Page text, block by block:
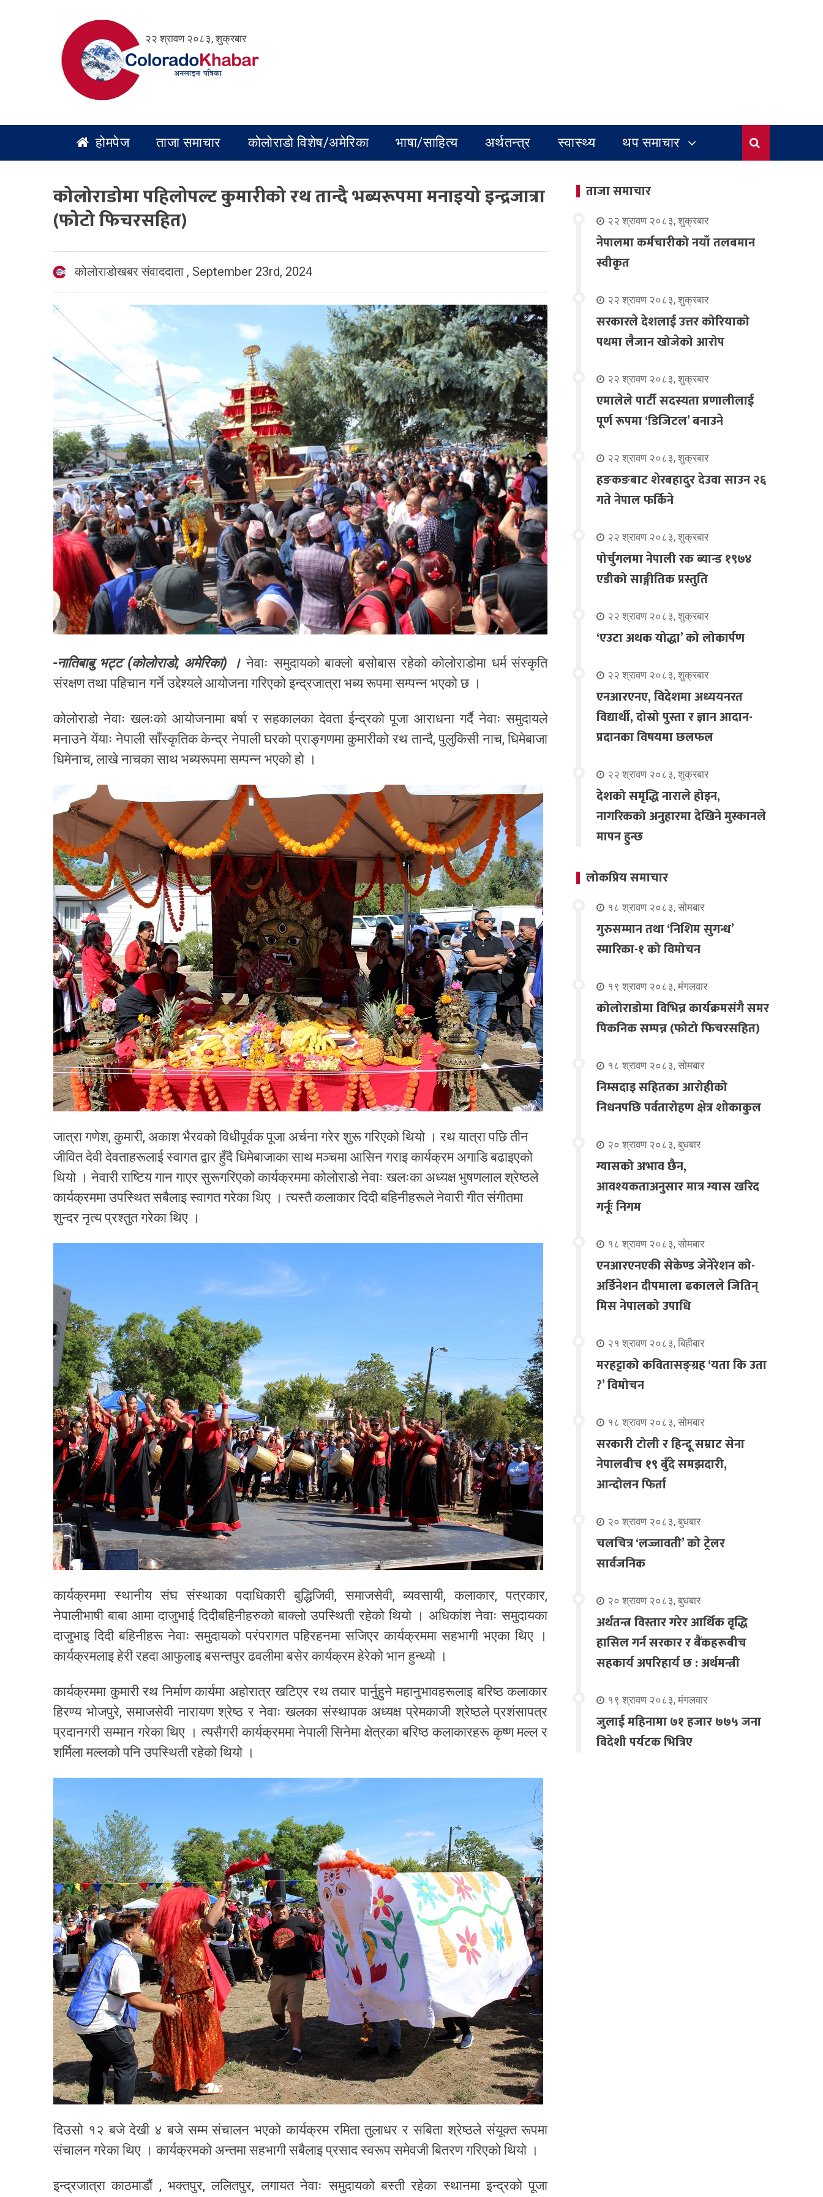
२२ श्रावण २०८३, शुक्रबार
होमपेज ताजा समाचार कोलोराडो विशेष/अमेरिका भाषा/साहित्य अर्थतन्त्र स्वास्थ्य थप समाचार
कोलोराडोमा पहिलोपल्ट कुमारीको रथ तान्दै भब्यरूपमा मनाइयो इन्द्रजात्रा
(फोटो फिचरसहित)
कोलोराडोखबर संवाददाता , September 23rd, 2024
-नातिबाबु भट्ट (कोलोराडो, अमेरिका) । नेवाः समुदायको बाक्लो बसोबास रहेको कोलोराडोमा धर्म संस्कृति
संरक्षण तथा पहिचान गर्ने उद्देश्यले आयोजना गरिएको इन्द्रजात्रा भब्य रूपमा सम्पन्न भएको छ ।
कोलोराडो नेवाः खलःको आयोजनामा बर्षा र सहकालका देवता ईन्द्रको पूजा आराधना गर्दै नेवाः समुदायले
मनाउने येंयाः नेपाली साँस्कृतिक केन्द्र नेपाली घरको प्राङ्गणमा कुमारीको रथ तान्दै, पुलुकिसी नाच, धिमेबाजा
धिमेनाच, लाखे नाचका साथ भब्यरूपमा सम्पन्न भएको हो ।
जात्रा गणेश, कुमारी, अकाश भैरवको विधीपूर्वक पूजा अर्चना गरेर शुरू गरिएको थियो । रथ यात्रा पछि तीन
जीवित देवी देवताहरूलाई स्वागत द्वार हुँदै धिमेबाजाका साथ मञ्चमा आसिन गराइ कार्यक्रम अगाडि बढाइएको
थियो । नेवारी राष्टिय गान गाएर सुरूगरिएको कार्यक्रममा कोलोराडो नेवाः खलःका अध्यक्ष भुषणलाल श्रेष्ठले
कार्यक्रममा उपस्थित सबैलाइ स्वागत गरेका थिए । त्यस्तै कलाकार दिदी बहिनीहरूले नेवारी गीत संगीतमा
शुन्दर नृत्य प्रश्तुत गरेका थिए ।
कार्यक्रममा स्थानीय संघ संस्थाका पदाधिकारी बुद्धिजिवी, समाजसेवी, ब्यवसायी, कलाकार, पत्रकार,
नेपालीभाषी बाबा आमा दाजुभाई दिदीबहिनीहरुको बाक्लो उपस्थिती रहेको थियो । अधिकांश नेवाः समुदायका
दाजुभाइ दिदी बहिनीहरू नेवाः समुदायको परंपरागत पहिरहनमा सजिएर कार्यक्रममा सहभागी भएका थिए ।
कार्यक्रमलाइ हेरी रहदा आफुलाइ बसन्तपुर ढवलीमा बसेर कार्यक्रम हेरेको भान हुन्थ्यो ।
कार्यक्रममा कुमारी रथ निर्माण कार्यमा अहोरात्र खटिएर रथ तयार पार्नुहुने महानुभावहरूलाइ बरिष्ठ कलाकार
हिरण्य भोजपुरे, समाजसेवी नारायण श्रेष्ठ र नेवाः खलका संस्थापक अध्यक्ष प्रेमकाजी श्रेष्ठले प्रशंसापत्र
प्रदानगरी सम्मान गरेका थिए । त्यसैगरी कार्यक्रममा नेपाली सिनेमा क्षेत्रका बरिष्ठ कलाकारहरू कृष्ण मल्ल र
शर्मिला मल्लको पनि उपस्थिती रहेको थियो ।
दिउसो १२ बजे देखी ४ बजे सम्म संचालन भएको कार्यक्रम रमिता तुलाधर र सबिता श्रेष्ठले संयूक्त रूपमा
संचालन गरेका थिए । कार्यक्रमको अन्तमा सहभागी सबैलाइ प्रसाद स्वरूप समेवजी बितरण गरिएको थियो ।
इन्द्रजात्रा काठमाडौं , भक्तपुर, ललितपुर, लगायत नेवाः समुदायको बस्ती रहेका स्थानमा इन्द्रको पूजा
ताजा समाचार
२२ श्रावण २०८३, शुक्रबार
नेपालमा कर्मचारीको नयाँ तलबमान
स्वीकृत
२२ श्रावण २०८३, शुक्रबार
सरकारले देशलाई उत्तर कोरियाको
पथमा लैजान खोजेको आरोप
२२ श्रावण २०८३, शुक्रबार
एमालेले पार्टी सदस्यता प्रणालीलाई
पूर्ण रूपमा ‘डिजिटल’ बनाउने
२२ श्रावण २०८३, शुक्रबार
हङकङबाट शेरबहादुर देउवा साउन २६
गते नेपाल फर्किने
२२ श्रावण २०८३, शुक्रबार
पोर्चुगलमा नेपाली रक ब्यान्ड १९७४
एडीको साङ्गीतिक प्रस्तुति
२२ श्रावण २०८३, शुक्रबार
‘एउटा अथक योद्धा’ को लोकार्पण
२२ श्रावण २०८३, शुक्रबार
एनआरएनए, विदेशमा अध्ययनरत
विद्यार्थी, दोस्रो पुस्ता र ज्ञान आदान-
प्रदानका विषयमा छलफल
२२ श्रावण २०८३, शुक्रबार
देशको समृद्धि नाराले होइन,
नागरिकको अनुहारमा देखिने मुस्कानले
मापन हुन्छ
लोकप्रिय समाचार
१८ श्रावण २०८३, सोमबार
गुरुसम्मान तथा ‘निशिम सुगन्ध’
स्मारिका-१ को विमोचन
१९ श्रावण २०८३, मंगलवार
कोलोराडोमा विभिन्न कार्यक्रमसंगै समर
पिकनिक सम्पन्न (फोटो फिचरसहित)
१८ श्रावण २०८३, सोमबार
निम्सदाइ सहितका आरोहीको
निधनपछि पर्वतारोहण क्षेत्र शोकाकुल
२० श्रावण २०८३, बुधबार
ग्यासको अभाव छैन,
आवश्यकताअनुसार मात्र ग्यास खरिद
गर्नूः निगम
१८ श्रावण २०८३, सोमबार
एनआरएनएकी सेकेण्ड जेनेरेशन को-
अर्डिनेशन दीपमाला ढकालले जितिन्
मिस नेपालको उपाधि
२१ श्रावण २०८३, बिहीबार
मरहट्टाको कवितासङ्ग्रह ‘यता कि उता
?’ विमोचन
१८ श्रावण २०८३, सोमबार
सरकारी टोली र हिन्दू सम्राट सेना
नेपालबीच १९ बुँदे समझदारी,
आन्दोलन फिर्ता
२० श्रावण २०८३, बुधबार
चलचित्र ‘लज्जावती’ को ट्रेलर
सार्वजनिक
२० श्रावण २०८३, बुधबार
अर्थतन्त्र विस्तार गरेर आर्थिक वृद्धि
हासिल गर्न सरकार र बैंकहरूबीच
सहकार्य अपरिहार्य छ : अर्थमन्त्री
१९ श्रावण २०८३, मंगलवार
जुलाई महिनामा ७१ हजार ७७५ जना
विदेशी पर्यटक भित्रिए